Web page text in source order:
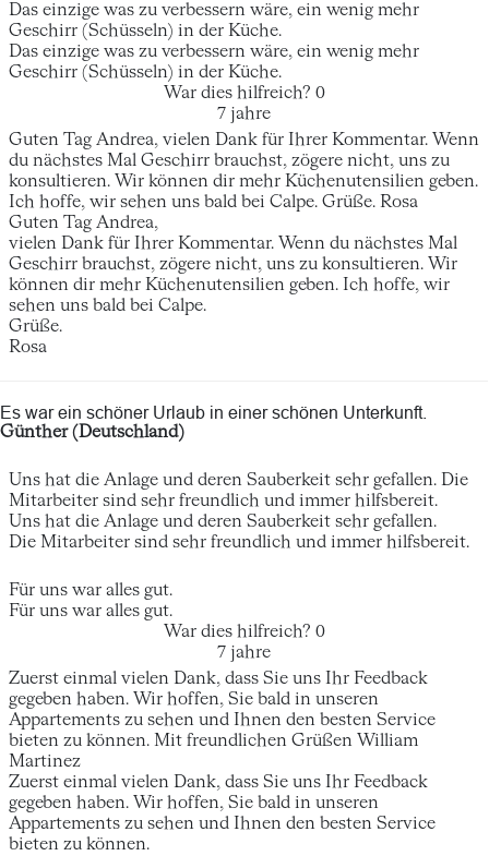
Das einzige was zu verbessern wäre, ein wenig mehr
Geschirr (Schüsseln) in der Küche.
Das einzige was zu verbessern wäre, ein wenig mehr
Geschirr (Schüsseln) in der Küche.
War dies hilfreich? 0
7 jahre
Guten Tag Andrea, vielen Dank für Ihrer Kommentar. Wenn
du nächstes Mal Geschirr brauchst, zögere nicht, uns zu
konsultieren. Wir können dir mehr Küchenutensilien geben.
Ich hoffe, wir sehen uns bald bei Calpe. Grüße. Rosa
Guten Tag Andrea,
vielen Dank für Ihrer Kommentar. Wenn du nächstes Mal
Geschirr brauchst, zögere nicht, uns zu konsultieren. Wir
können dir mehr Küchenutensilien geben. Ich hoffe, wir
sehen uns bald bei Calpe.
Grüße.
Rosa
Es war ein schöner Urlaub in einer schönen Unterkunft.
Günther (Deutschland)
Uns hat die Anlage und deren Sauberkeit sehr gefallen. Die
Mitarbeiter sind sehr freundlich und immer hilfsbereit.
Uns hat die Anlage und deren Sauberkeit sehr gefallen.
Die Mitarbeiter sind sehr freundlich und immer hilfsbereit.
Für uns war alles gut.
Für uns war alles gut.
War dies hilfreich? 0
7 jahre
Zuerst einmal vielen Dank, dass Sie uns Ihr Feedback
gegeben haben. Wir hoffen, Sie bald in unseren
Appartements zu sehen und Ihnen den besten Service
bieten zu können. Mit freundlichen Grüßen William
Martinez
Zuerst einmal vielen Dank, dass Sie uns Ihr Feedback
gegeben haben. Wir hoffen, Sie bald in unseren
Appartements zu sehen und Ihnen den besten Service
bieten zu können.